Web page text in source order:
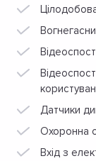
Датчики
Охоронна
Вхід з